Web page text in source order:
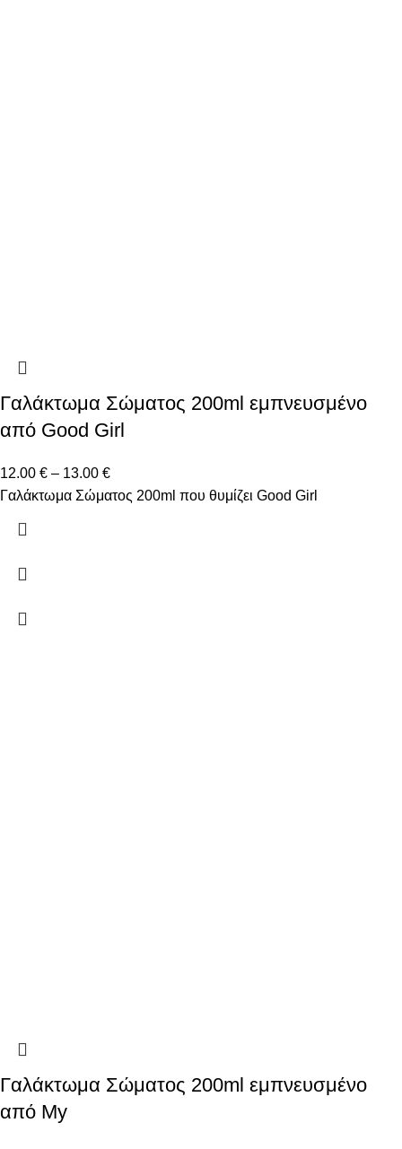
Γαλάκτωμα Σώματος 200ml εμπνευσμένο
από Good Girl
12.00 € – 13.00 €
Γαλάκτωμα Σώματος 200ml που θυμίζει Good Girl
Γαλάκτωμα Σώματος 200ml εμπνευσμένο
από My